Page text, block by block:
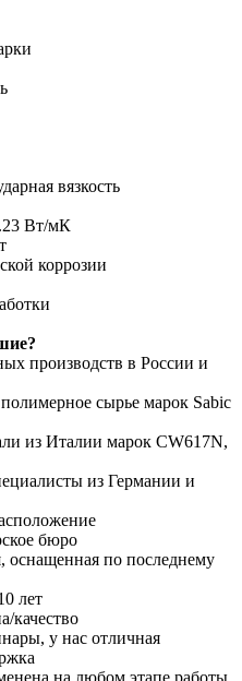
вязкость
Вт/мК
коррозии
производств в России и
сырье марок Sabic
из Италии марок CW617N,
из Германии и
бюро
оснащенная по последнему
лет
качество
у нас отличная
на любом этапе работы